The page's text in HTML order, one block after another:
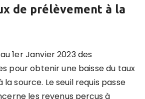
de prélèvement à la
1er Janvier 2023 des
pour obtenir une baisse du taux
source. Le seuil requis passe
les revenus perçus à